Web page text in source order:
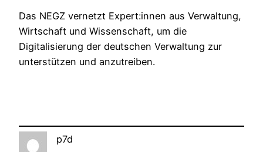
Das NEGZ vernetzt Expert:innen aus Verwaltung,
Wirtschaft und Wissenschaft, um die
Digitalisierung der deutschen Verwaltung zur
unterstützen und anzutreiben.
p7d